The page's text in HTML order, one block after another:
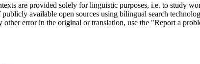
are provided solely for linguistic purposes, i.e. to study
available open sources using bilingual search
error in the original or translation, use the "Report a